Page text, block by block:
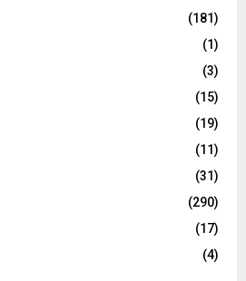
(181)
(1)
(3)
(15)
(19)
(11)
(31)
(290)
(17)
(4)